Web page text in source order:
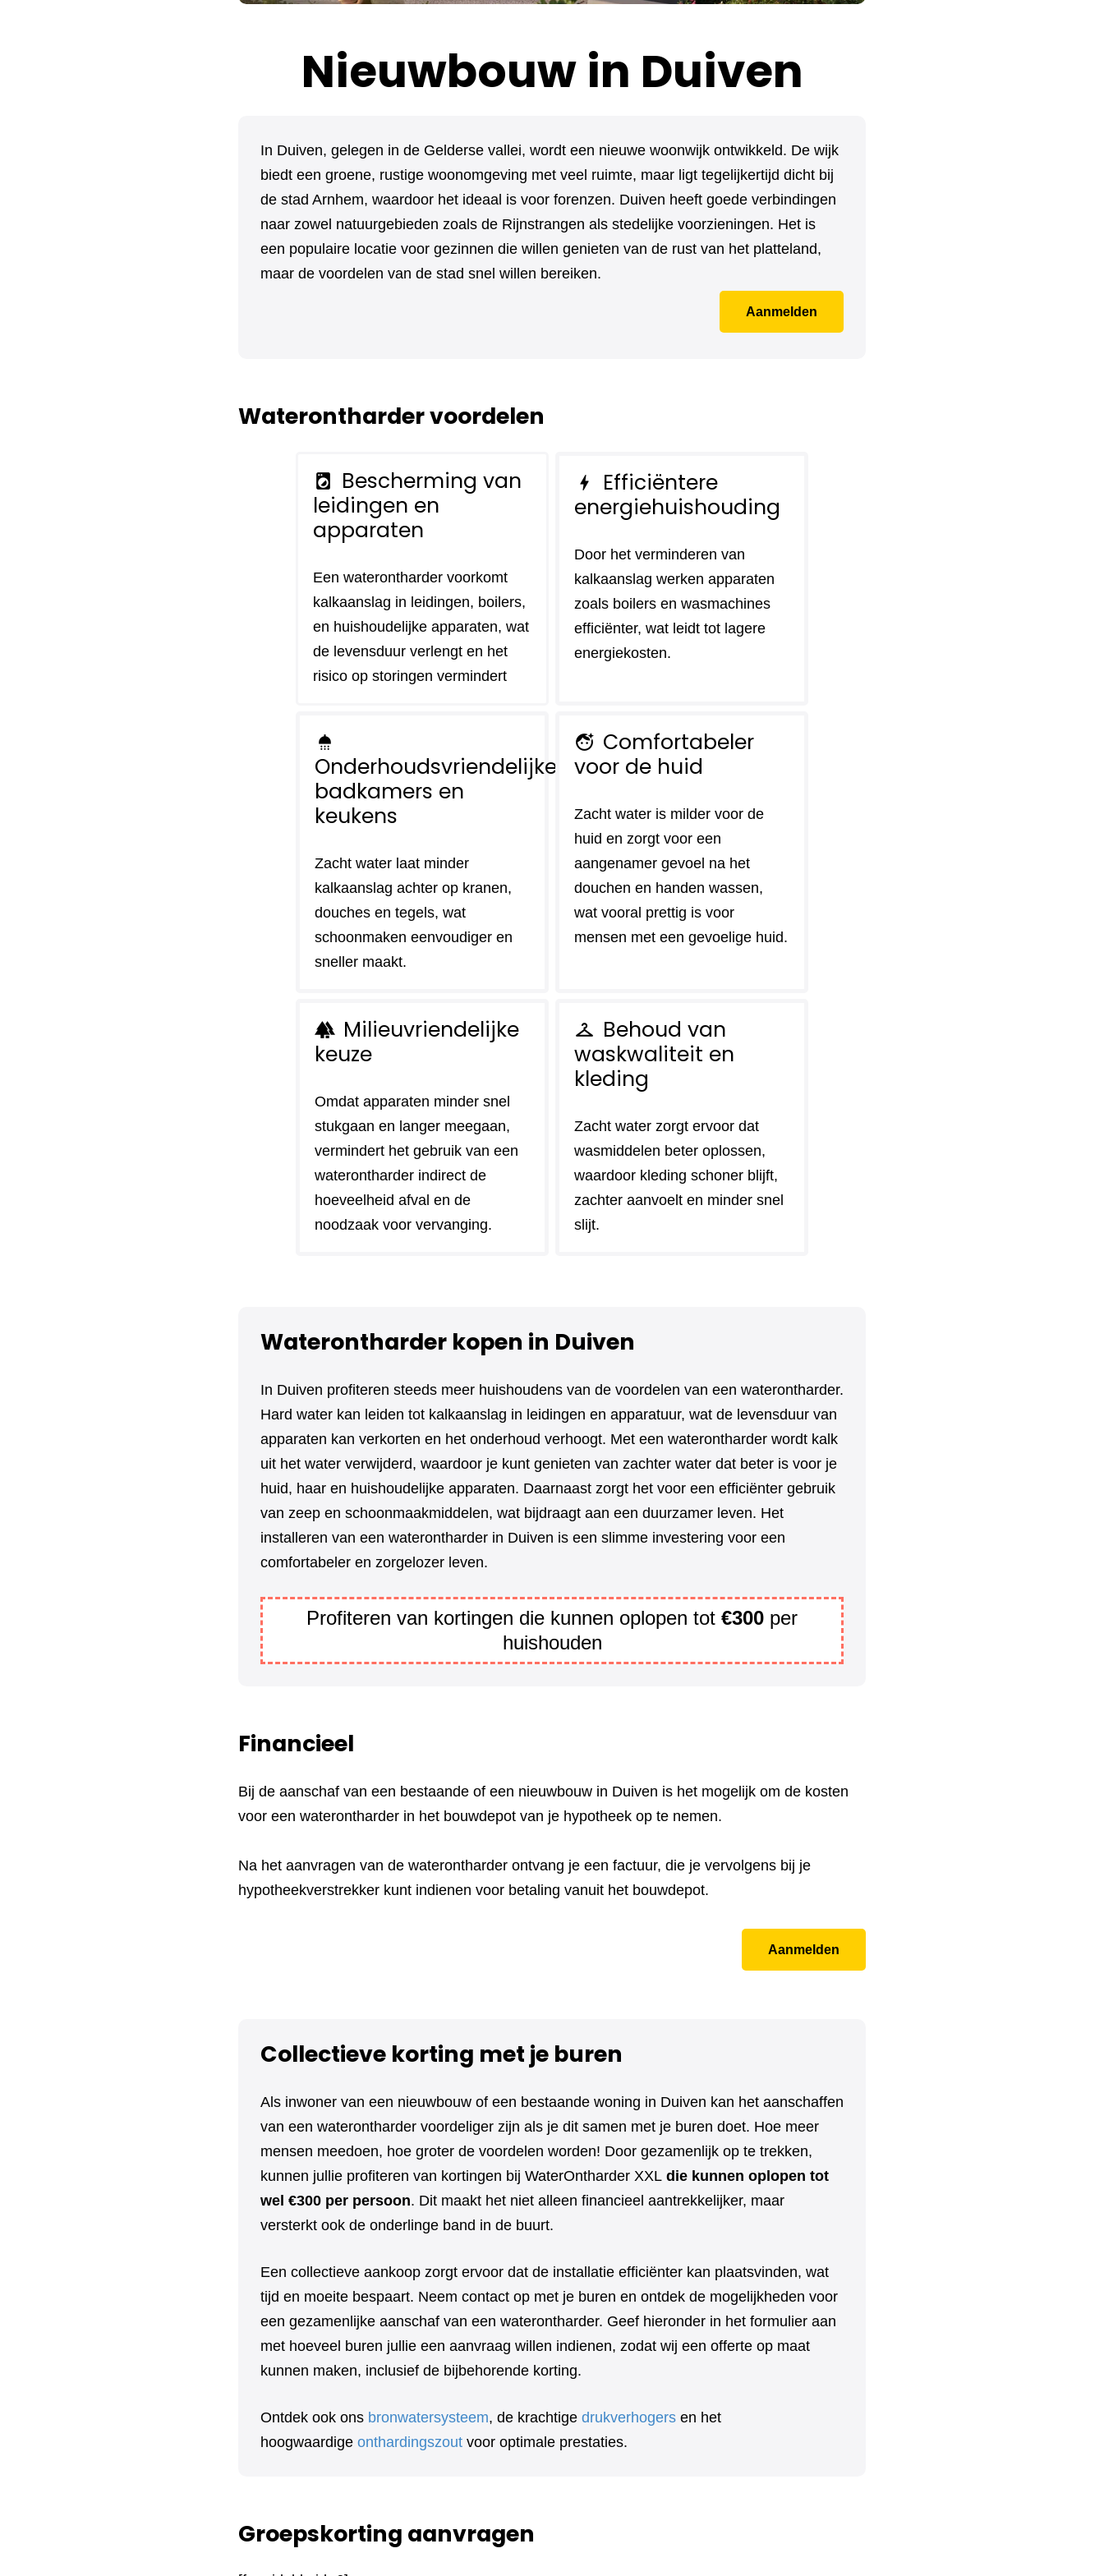
Nieuwbouw in Duiven
In Duiven, gelegen in de Gelderse vallei, wordt een nieuwe woonwijk ontwikkeld. De wijk
biedt een groene, rustige woonomgeving met veel ruimte, maar ligt tegelijkertijd dicht bij
de stad Arnhem, waardoor het ideaal is voor forenzen. Duiven heeft goede verbindingen
naar zowel natuurgebieden zoals de Rijnstrangen als stedelijke voorzieningen. Het is
een populaire locatie voor gezinnen die willen genieten van de rust van het platteland,
maar de voordelen van de stad snel willen bereiken.
Aanmelden
Waterontharder voordelen
local_laundry_service
Bescherming van
leidingen en
apparaten
Een waterontharder voorkomt
kalkaanslag in leidingen, boilers,
en huishoudelijke apparaten, wat
de levensduur verlengt en het
risico op storingen vermindert
bolt
Efficiëntere
energiehuishouding
Door het verminderen van
kalkaanslag werken apparaten
zoals boilers en wasmachines
efficiënter, wat leidt tot lagere
energiekosten.
shower
Onderhoudsvriendelijke
badkamers en
keukens
Zacht water laat minder
kalkaanslag achter op kranen,
douches en tegels, wat
schoonmaken eenvoudiger en
sneller maakt.
face_retouching_natural Comfortabeler
voor de huid
Zacht water is milder voor de
huid en zorgt voor een
aangenamer gevoel na het
douchen en handen wassen,
wat vooral prettig is voor
mensen met een gevoelige huid.
forest Milieuvriendelijke
keuze
Omdat apparaten minder snel
stukgaan en langer meegaan,
vermindert het gebruik van een
waterontharder indirect de
hoeveelheid afval en de
noodzaak voor vervanging.
checkroom Behoud van
waskwaliteit en
kleding
Zacht water zorgt ervoor dat
wasmiddelen beter oplossen,
waardoor kleding schoner blijft,
zachter aanvoelt en minder snel
slijt.
Waterontharder kopen in Duiven
In Duiven profiteren steeds meer huishoudens van de voordelen van een waterontharder.
Hard water kan leiden tot kalkaanslag in leidingen en apparatuur, wat de levensduur van
apparaten kan verkorten en het onderhoud verhoogt. Met een waterontharder wordt kalk
uit het water verwijderd, waardoor je kunt genieten van zachter water dat beter is voor je
huid, haar en huishoudelijke apparaten. Daarnaast zorgt het voor een efficiënter gebruik
van zeep en schoonmaakmiddelen, wat bijdraagt aan een duurzamer leven. Het
installeren van een waterontharder in Duiven is een slimme investering voor een
comfortabeler en zorgelozer leven.
Profiteren van kortingen die kunnen oplopen tot €300 per
huishouden
Financieel
Bij de aanschaf van een bestaande of een nieuwbouw in Duiven is het mogelijk om de kosten
voor een waterontharder in het bouwdepot van je hypotheek op te nemen.
Na het aanvragen van de waterontharder ontvang je een factuur, die je vervolgens bij je
hypotheekverstrekker kunt indienen voor betaling vanuit het bouwdepot.
Aanmelden
Collectieve korting met je buren
Als inwoner van een nieuwbouw of een bestaande woning in Duiven kan het aanschaffen
van een waterontharder voordeliger zijn als je dit samen met je buren doet. Hoe meer
mensen meedoen, hoe groter de voordelen worden! Door gezamenlijk op te trekken,
kunnen jullie profiteren van kortingen bij WaterOntharder XXL die kunnen oplopen tot
wel €300 per persoon. Dit maakt het niet alleen financieel aantrekkelijker, maar
versterkt ook de onderlinge band in de buurt.
Een collectieve aankoop zorgt ervoor dat de installatie efficiënter kan plaatsvinden, wat
tijd en moeite bespaart. Neem contact op met je buren en ontdek de mogelijkheden voor
een gezamenlijke aanschaf van een waterontharder. Geef hieronder in het formulier aan
met hoeveel buren jullie een aanvraag willen indienen, zodat wij een offerte op maat
kunnen maken, inclusief de bijbehorende korting.
Ontdek ook ons bronwatersysteem, de krachtige drukverhogers en het
hoogwaardige onthardingszout voor optimale prestaties.
Groepskorting aanvragen